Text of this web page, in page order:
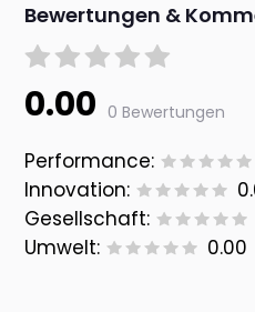
Bewertungen &
0.00 0 Bewertungen
Performance:
Innovation:
Gesellschaft:
Umwelt:
0.00